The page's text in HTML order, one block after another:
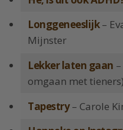
Longgeneeslijk–
Mijnster
Lekker laten gaan
omgaan met tieners)
Tapestry– Carole